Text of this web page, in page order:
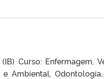
Curso: Enfermagem,
e Ambiental,